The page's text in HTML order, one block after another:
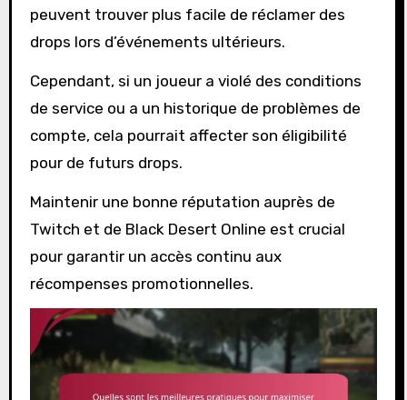
peuvent trouver plus facile de réclamer des
drops lors d’événements ultérieurs.
Cependant, si un joueur a violé des conditions
de service ou a un historique de problèmes de
compte, cela pourrait affecter son éligibilité
pour de futurs drops.
Maintenir une bonne réputation auprès de
Twitch et de Black Desert Online est crucial
pour garantir un accès continu aux
récompenses promotionnelles.